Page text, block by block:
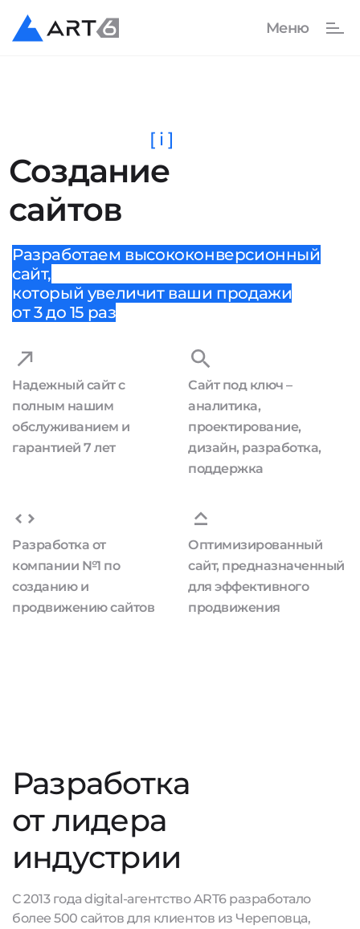
Создание
сайтов
[ i ]
Разработаем высококонверсионный
сайт,
который увеличит ваши продажи
от 3 до 15 раз
Надежный сайт с
полным нашим
обслуживанием и
гарантией 7 лет
Сайт под ключ –
аналитика,
проектирование,
дизайн, разработка,
поддержка
Разработка от
компании №1 по
созданию и
продвижению сайтов
Оптимизированный
сайт, предназначенный
для эффективного
продвижения
Разработка
от лидера
индустрии
С 2013 года digital-агентство ART6 разработало
более 500 сайтов для клиентов из Череповца,